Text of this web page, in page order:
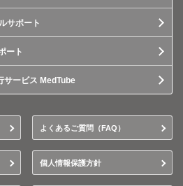
サポート
ート
サービス MedTube
よくあるご質問（FAQ）
個人情報保護方針